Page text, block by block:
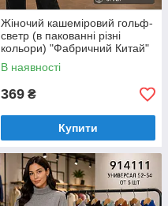
Жіночий кашеміровий гольф-
светр (в пакованні різні
кольори) "Фабричний Китай"
Розміри: 52-54 (914110)
В наявності
369 ₴
Купити